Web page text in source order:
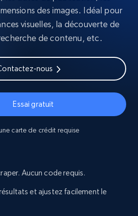
des images. Idéal pour
visuelles, la découverte de
de contenu, etc.
nous
Essai gratuit
carte de crédit requise
Aucun code requis.
et ajustez facilement le